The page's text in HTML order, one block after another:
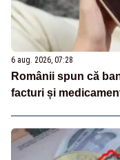
6 aug. 2026, 07:28
Românii spun că
facturi și